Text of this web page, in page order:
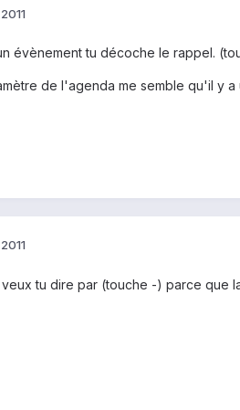
évènement tu décoche le rappel.
de l'agenda me semble qu'il y
tu dire par (touche -) parce que